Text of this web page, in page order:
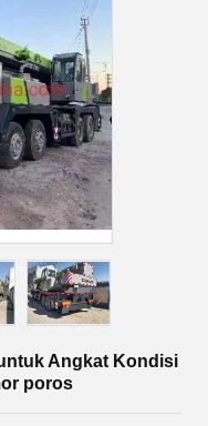
Angkat Kondisi
poros